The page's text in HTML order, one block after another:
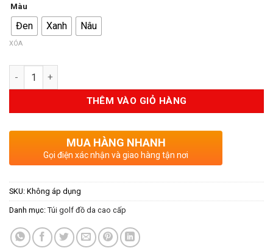
là:
Màu
Đen Xanh Nâu
XÓA
Số lượng
THÊM VÀO GIỎ HÀNG
MUA HÀNG NHANH
Gọi điện xác nhận và giao hàng tận nơi
SKU: Không áp dụng
Danh mục: Túi golf đồ da cao cấp